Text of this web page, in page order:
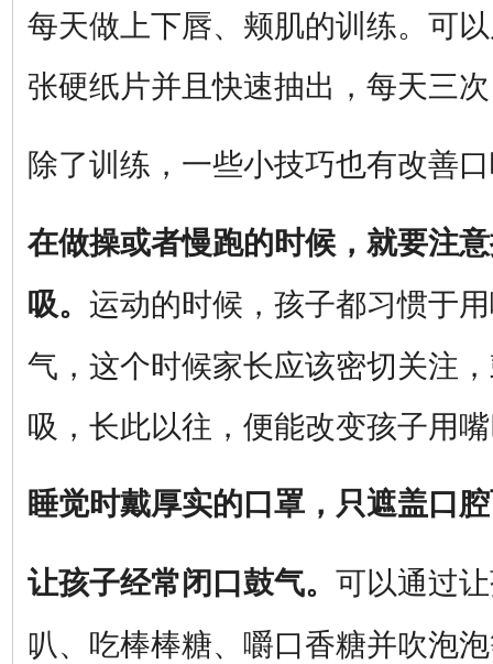
每天做上下唇、颊肌的训练。可
张硬纸片并且快速抽出，每天三
除了训练，一些小技巧也有改善
在做操或者慢跑的时候，就要注
吸。 运动的时候，孩子都习惯于
气，这个时候家长应该密切关注
吸，长此以往，便能改变孩子用
睡觉时戴厚实的口罩，只遮盖口
让孩子经常闭口鼓气。 可以通过
叭、吃棒棒糖、嚼口香糖并吹泡